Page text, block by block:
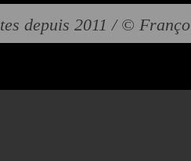
depuis 2011 / ©